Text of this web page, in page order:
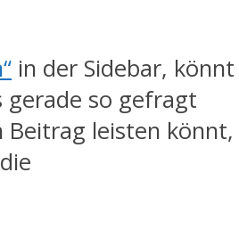
in der Sidebar, könnt
gerade so gefragt
leisten könnt,